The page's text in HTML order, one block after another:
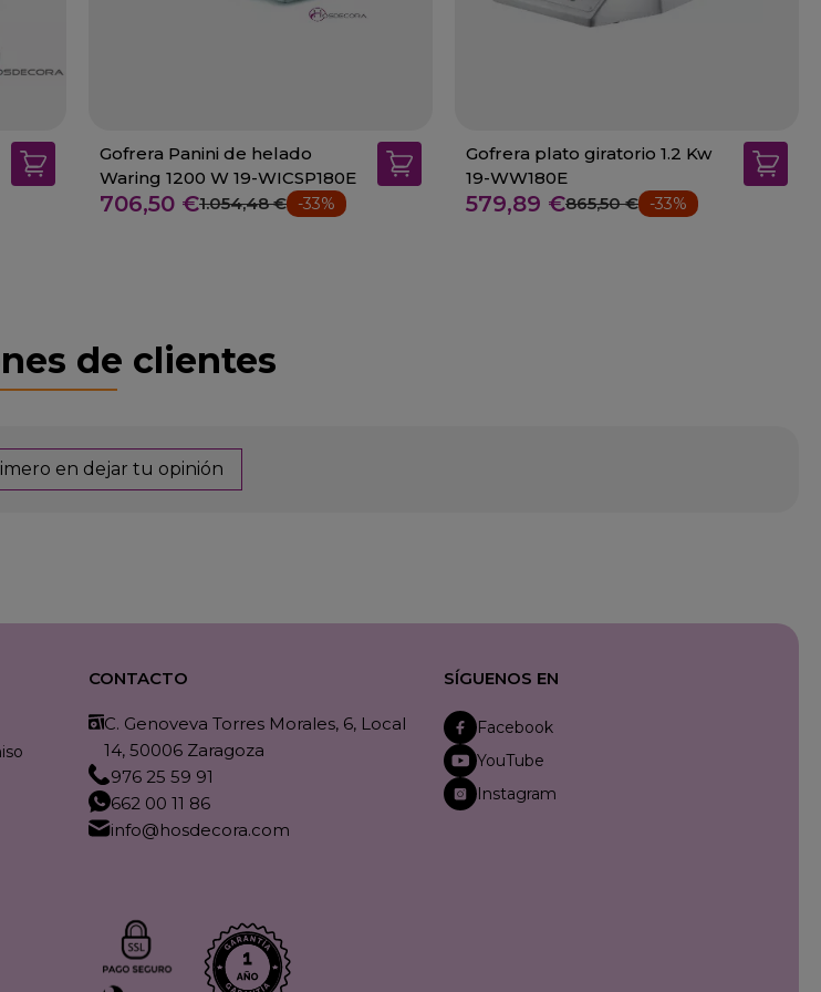
Gofrera Panini de helado
Waring 1200 W 19-WICSP180E
706,50 €1.054,48 € -33%
Gofrera plato giratorio 1.2 Kw
19-WW180E
579,89 €865,50 € -33%
de clientes
en dejar tu opinión
CONTACTO
C. Genoveva Torres Morales, 6, Local
14, 50006 Zaragoza
976 25 59 91
662 00 11 86
info@hosdecora.com
SÍGUENOS EN
Facebook
YouTube
Instagram